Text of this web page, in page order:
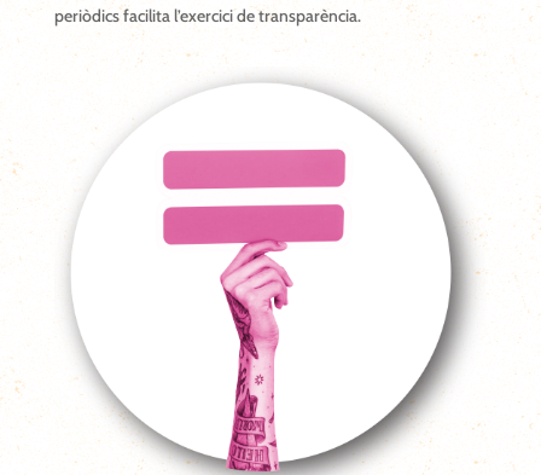
periòdics facilita l’exercici de transparència.